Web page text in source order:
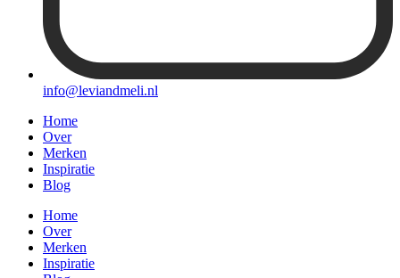
info@leviandmeli.nl
Home
Over
Merken
Inspiratie
Blog
Home
Over
Merken
Inspiratie